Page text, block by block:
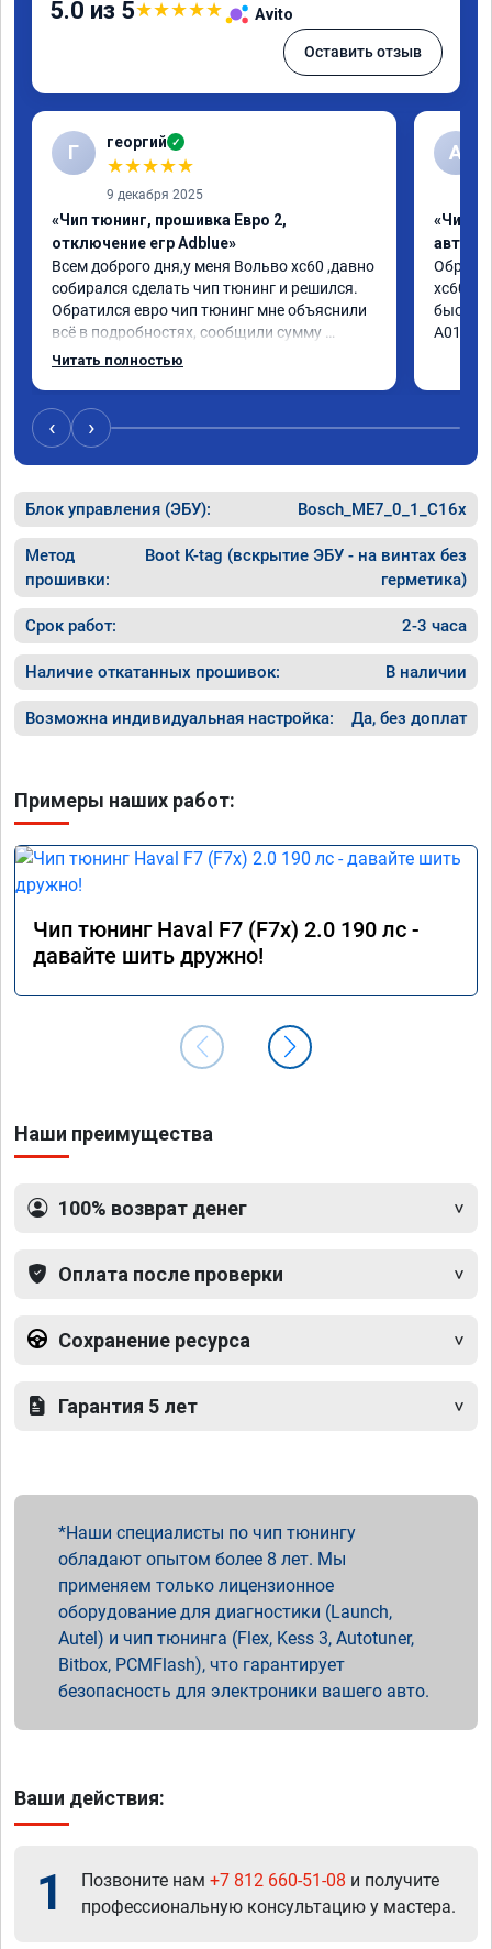
5.0 из 5★★★★★ Avito
Оставить отзыв
Г георгий ✓
★★★★★
9 декабря 2025
«Чип тюнинг, прошивка Евро 2,
отключение егр Adblue»
Всем доброго дня,у меня Вольво xc60 ,давно
собирался сделать чип тюнинг и решился.
Обратился евро чип тюнинг мне объяснили
всё в подробностях, сообщили сумму
записали. Приехал в назначенное время 2.5
ао11462 ,знают своё дело рекомендую 👍
Читать полностью
А
«Чип
xc60
быстро
‹ ›
Блок управления (ЭБУ): Bosch_ME7_0_1_C16x
Метод
прошивки:
Boot K-tag (вскрытие ЭБУ - на винтах без
герметика)
Срок работ: 2-3 часа
Наличие откатанных прошивок: В наличии
Возможна индивидуальная настройка: Да, без доплат
Примеры наших работ:
Чип тюнинг Haval F7 (F7x) 2.0 190 лс -
давайте шить дружно!
Наши преимущества
100% возврат денег
Оплата после проверки
Сохранение ресурса
Гарантия 5 лет
Наши специалисты по чип тюнингу
обладают опытом более 8 лет. Мы
применяем только лицензионное
оборудование для диагностики (Launch,
Autel) и чип тюнинга (Flex, Kess 3, Autotuner,
Bitbox, PCMFlash), что гарантирует
безопасность для электроники вашего авто.
Ваши действия:
1 Позвоните нам +7 812 660-51-08 и получите
профессиональную консультацию у мастера.